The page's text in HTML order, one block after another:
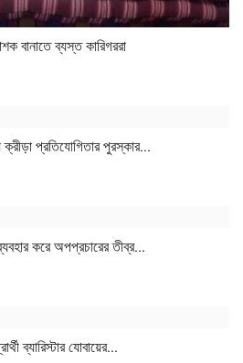
বানাতে ব্যস্ত কারিগররা
প্রতিযোগিতার পুরস্কার...
করে অপপ্রচারের তীব্র...
ব্যারিস্টার যোবায়ের...